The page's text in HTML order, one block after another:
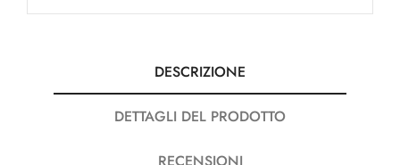
DESCRIZIONE
DETTAGLI DEL PRODOTTO